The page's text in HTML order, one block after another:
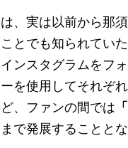
、実は以前から那
とでも知られていた
ンスタグラムをフ
を使用してそれぞ
、ファンの間では
で発展することとな